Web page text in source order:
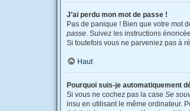
J’ai perdu mon mot de passe !
Pas de panique ! Bien que votre mot
passe. Suivez les instructions
Si toutefois vous ne parveniez pas à
Haut
Pourquoi suis-je automatiquement
Si vous ne cochez pas la case Se
insu en utilisant le même ordinateur.